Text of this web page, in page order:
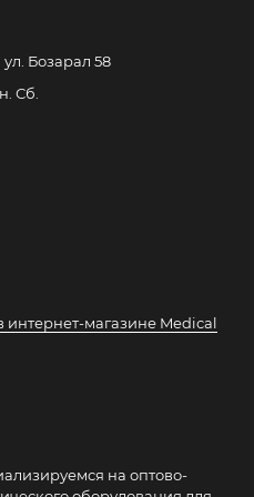
Бозарал 58
Сб.
интернет-магазине Medical
на оптово-